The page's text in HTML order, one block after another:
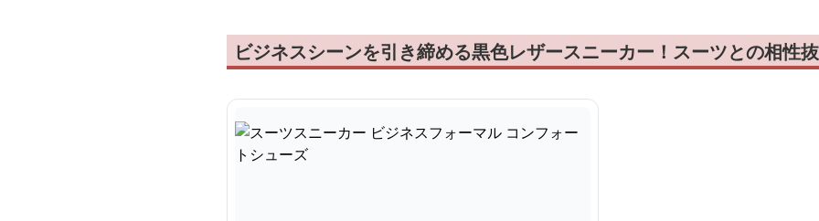
ビジネスシーンを引き締める黒色レザースニーカー！スーツとの相性